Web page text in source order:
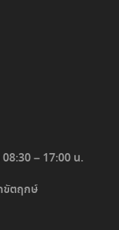
08:30 – 17:00 น.
ขัตฤกษ์